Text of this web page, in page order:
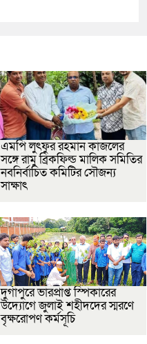
এমপি লুৎফুর রহমান কাজলের
সঙ্গে রামু ব্রিকফিল্ড মালিক সমিতির
নবনির্বাচিত কমিটির সৌজন্য
সাক্ষাৎ
দুর্গাপুরে ভারপ্রাপ্ত স্পিকারের
উদ্যোগে জুলাই শহীদদের স্মরণে
বৃক্ষরোপণ কর্মসূচি